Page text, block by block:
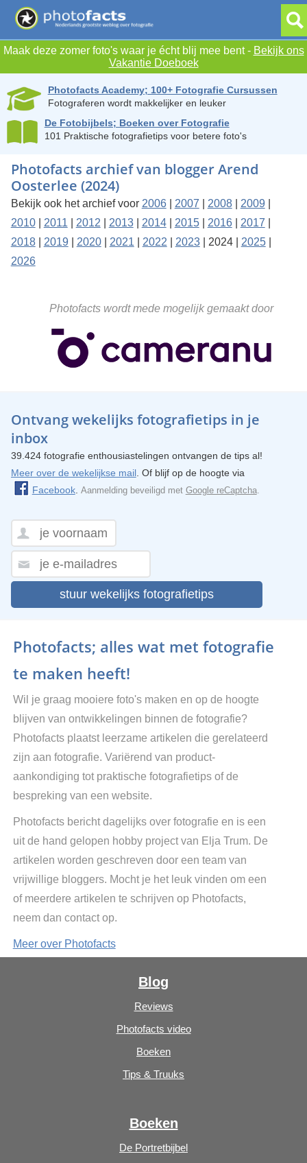
Maak deze zomer foto's waar je écht blij mee bent - Bekijk ons
Vakantie Doeboek
Photofacts Academy; 100+ Fotografie Cursussen
Fotograferen wordt makkelijker en leuker
De Fotobijbels; Boeken over Fotografie
101 Praktische fotografietips voor betere foto's
Photofacts archief van blogger Arend
Oosterlee (2024)
Bekijk ook het archief voor 2006| 2007 2008| 2009
2010| 2011| 2012 2013| 2014| 2015| 2016| 2017
2018| 2019 2020| 2021| 2022 2023| 2024 | 2025|
2026
Photofacts wordt mede mogelijk gemaakt door
Ontvang wekelijks fotografietips in je
inbox
39.424 fotografie enthousiastelingen ontvangen de tips al!
Meer over de wekelijkse mail. Of blijf op de hoogte via
Facebook. Aanmelding beveiligd met Google reCaptcha.
stuur wekelijks fotografietips
Photofacts; alles wat met fotografie
te maken heeft!
Wil je graag mooiere foto's maken en op de hoogte
blijven van ontwikkelingen binnen de fotografie?
Photofacts plaatst leerzame artikelen die gerelateerd
zijn aan fotografie. Variërend van product-
aankondiging tot praktische fotografietips of de
bespreking van een website.
Photofacts bericht dagelijks over fotografie en is een
uit de hand gelopen hobby project van Elja Trum. De
artikelen worden geschreven door een team van
vrijwillige bloggers. Mocht je het leuk vinden om een
of meerdere artikelen te schrijven op Photofacts,
neem dan contact op.
Meer over Photofacts
Blog
Reviews
Photofacts video
Boeken
Tips & Truuks
Boeken
De Portretbijbel